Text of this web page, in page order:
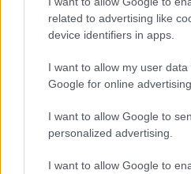
related to advertising like
device identifiers in apps.
I want to allow my user
Google for online
I want to allow Google to
personalized advertising.
I want to allow Google to
Falatok